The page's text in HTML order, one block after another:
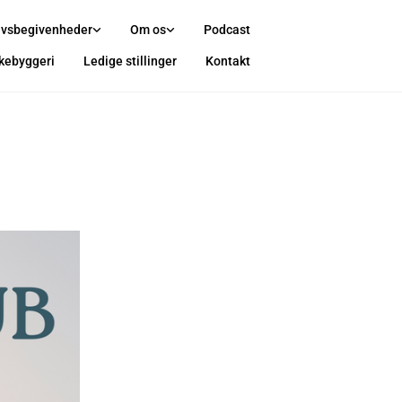
Om os Podcast
Ledige stillinger Kontakt